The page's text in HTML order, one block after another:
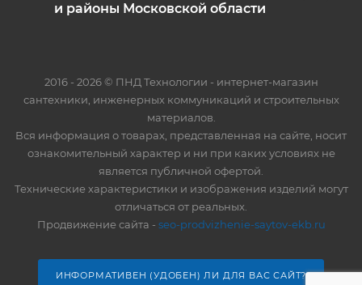
и районы Московской области
2016 - 2026 © ПНД Технологии - интернет-магазин
сантехники, инженерных коммуникаций и строительных
материалов.
Вся информация о товарах, представленная на сайте, носит
ознакомительный характер и ни при каких условиях не
является публичной офертой.
Технические характеристики и изображения изделий могут
отличаться от реальных.
Продвижение сайта - seo-prodvizhenie-saytov-ekb.ru
ИНФОРМАТИВЕН (УДОБЕН) ЛИ ДЛЯ ВАС САЙТ?